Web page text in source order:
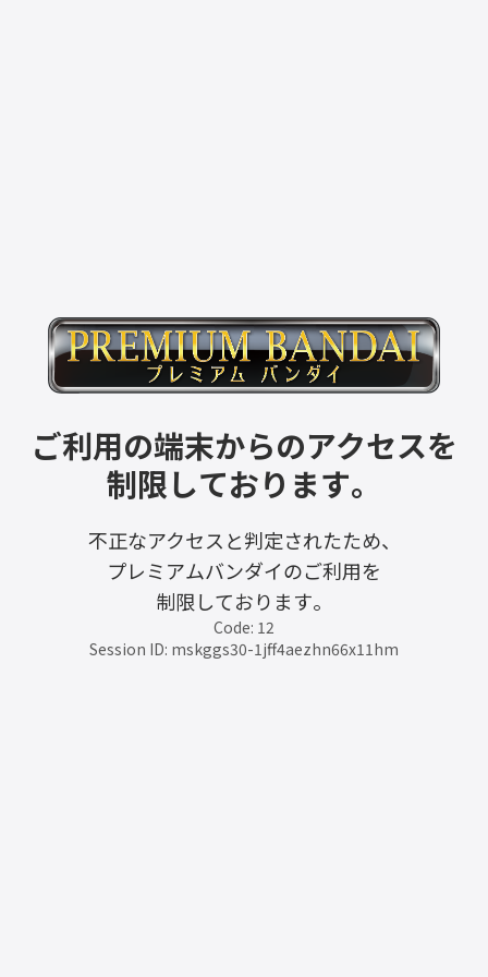
ご利用の端末からのアクセスを
制限しております。
不正なアクセスと判定されたため、
プレミアムバンダイのご利用を
制限しております。
Code: 12
Session ID: mskggs30-1jff4aezhn66x11hm